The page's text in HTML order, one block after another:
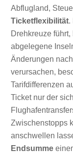
Abflugland,
Ticketflexibilität.
Drehkreuze
abgelegene
Änderungen
verursachen,
Tarifdifferenzen
Ticket nur der
Zwischenstopps
anschwellen
Endsumme